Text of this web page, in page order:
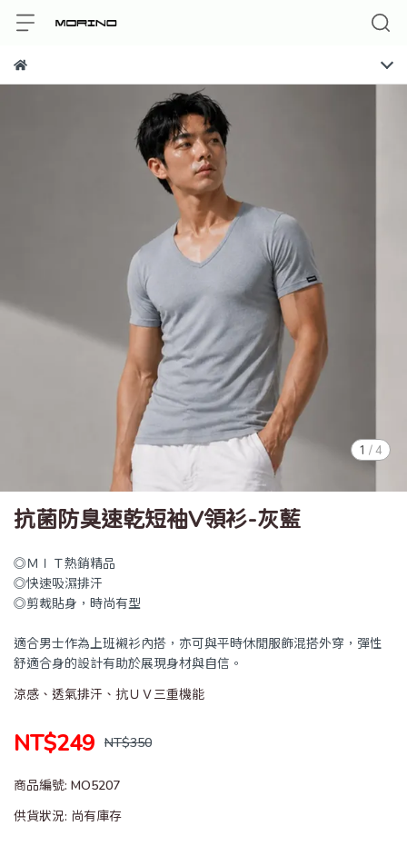
1 /4
抗菌防臭速乾短袖V領衫-灰藍
◎ＭＩＴ熱銷精品
◎快速吸濕排汗
◎剪裁貼身，時尚有型
適合男士作為上班襯衫內搭，亦可與平時休閒服飾混搭外穿，彈性
舒適合身的設計有助於展現身材與自信。
涼感、透氣排汗、抗ＵＶ三重機能
NT$249 NT$350
商品編號: MO5207
供貨狀況: 尚有庫存